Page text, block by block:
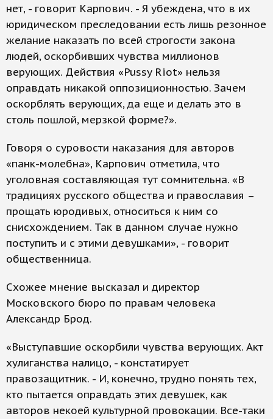
нет, - говорит Карпович. - Я убеждена, что в их
юридическом преследовании есть лишь резонное
желание наказать по всей строгости закона
людей, оскорбивших чувства миллионов
верующих. Действия «Pussy Riot» нельзя
оправдать никакой оппозиционностью. Зачем
оскорблять верующих, да еще и делать это в
столь пошлой, мерзкой форме?».
Говоря о суровости наказания для авторов
«панк-молебна», Карпович отметила, что
уголовная составляющая тут сомнительна. «В
традициях русского общества и православия –
прощать юродивых, относиться к ним со
снисхождением. Так в данном случае нужно
поступить и с этими девушками», - говорит
общественница.
Схожее мнение высказал и директор
Московского бюро по правам человека
Александр Брод.
«Выступавшие оскорбили чувства верующих. Акт
хулиганства налицо, - констатирует
правозащитник. - И, конечно, трудно понять тех,
кто пытается оправдать этих девушек, как
авторов некоей культурной провокации. Все-таки